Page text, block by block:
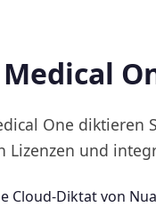
One diktieren
Lizenzen und
Cloud-Diktat von